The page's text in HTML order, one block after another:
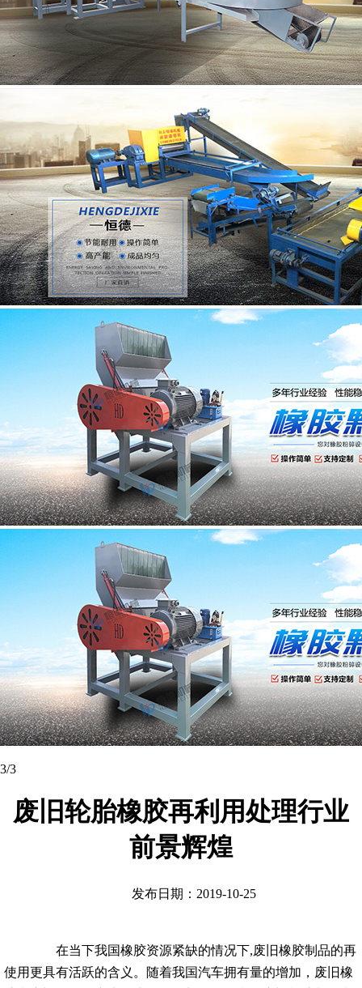
1/3
废旧轮胎橡胶再利用处理行业
前景辉煌
发布日期：2019-10-25
在当下我国橡胶资源紧缺的情况下,废旧橡胶制品的再
使用更具有活跃的含义。随着我国汽车拥有量的增加，废旧橡